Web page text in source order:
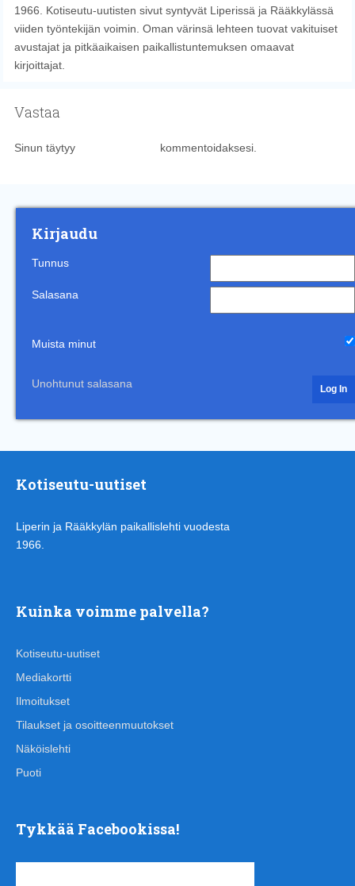
1966. Kotiseutu-uutisten sivut syntyvät Liperissä ja Rääkkylässä
viiden työntekijän voimin. Oman värinsä lehteen tuovat vakituiset
avustajat ja pitkäaikaisen paikallistuntemuksen omaavat
kirjoittajat.
Vastaa
Sinun täytyy kommentoidaksesi.
Kirjaudu
Tunnus
Salasana
Muista minut
Unohtunut salasana
Kotiseutu-uutiset
Liperin ja Rääkkylän paikallislehti vuodesta
1966.
Kuinka voimme palvella?
Kotiseutu-uutiset
Mediakortti
Ilmoitukset
Tilaukset ja osoitteenmuutokset
Näköislehti
Puoti
Tykkää Facebookissa!